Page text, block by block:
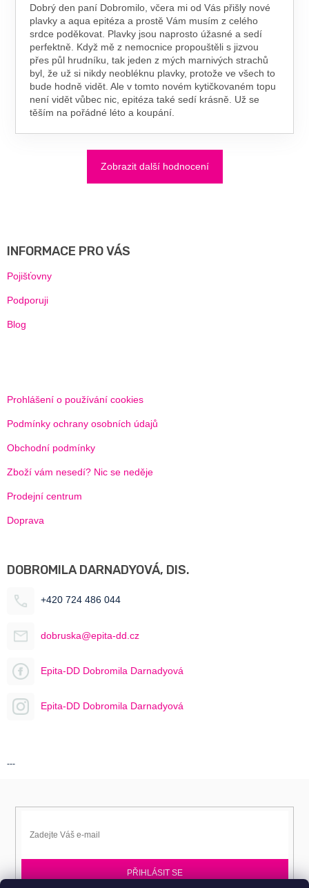
Dobrý den paní Dobromilo, včera mi od Vás přišly nové
plavky a aqua epitéza a prostě Vám musím z celého
srdce poděkovat. Plavky jsou naprosto úžasné a sedí
perfektně. Když mě z nemocnice propouštěli s jizvou
přes půl hrudníku, tak jeden z mých marnivých strachů
byl, že už si nikdy neobléknu plavky, protože ve všech to
bude hodně vidět. Ale v tomto novém kytičkovaném topu
není vidět vůbec nic, epitéza také sedí krásně. Už se
těším na pořádné léto a koupání.
Zobrazit další hodnocení
INFORMACE PRO VÁS
Pojišťovny
Podporuji
Blog
Prohlášení o používání cookies
Podmínky ochrany osobních údajů
Obchodní podmínky
Zboží vám nesedí? Nic se neděje
Prodejní centrum
Doprava
DOBROMILA DARNADYOVÁ, DIS.
+420 724 486 044
dobruska@epita-dd.cz
Epita-DD Dobromila Darnadyová
Epita-DD Dobromila Darnadyová
---
PŘIHLÁSIT SE